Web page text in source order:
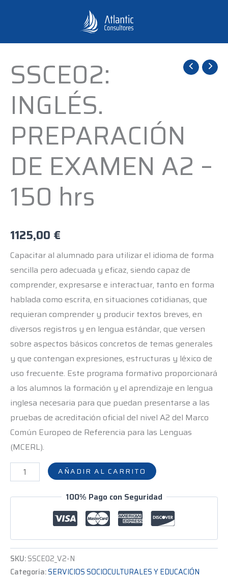
SSCE02:
INGLÉS.
PREPARACIÓN
DE EXAMEN A2 –
150 hrs
1125,00 €
Capacitar al alumnado para utilizar el idioma de forma
sencilla pero adecuada y eficaz, siendo capaz de
comprender, expresarse e interactuar, tanto en forma
hablada como escrita, en situaciones cotidianas, que
requieran comprender y producir textos breves, en
diversos registros y en lengua estándar, que versen
sobre aspectos básicos concretos de temas generales
y que contengan expresiones, estructuras y léxico de
uso frecuente. Este programa formativo proporcionará
a los alumnos la formación y el aprendizaje en lengua
inglesa necesaria para que puedan presentarse a las
pruebas de acreditación oficial del nivel A2 del Marco
Común Europeo de Referencia para las Lenguas
(MCERL).
SSCE02:
INGLÉS.
PREPARACIÓN
EXAMEN
A2
150
cantidad
AÑADIR AL CARRITO
100% Pago con Seguridad
SKU:SSCE02_V2-N
Categoría:SERVICIOS SOCIOCULTURALES Y EDUCACIÓN